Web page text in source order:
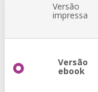
Versão
impressa
Versão
ebook